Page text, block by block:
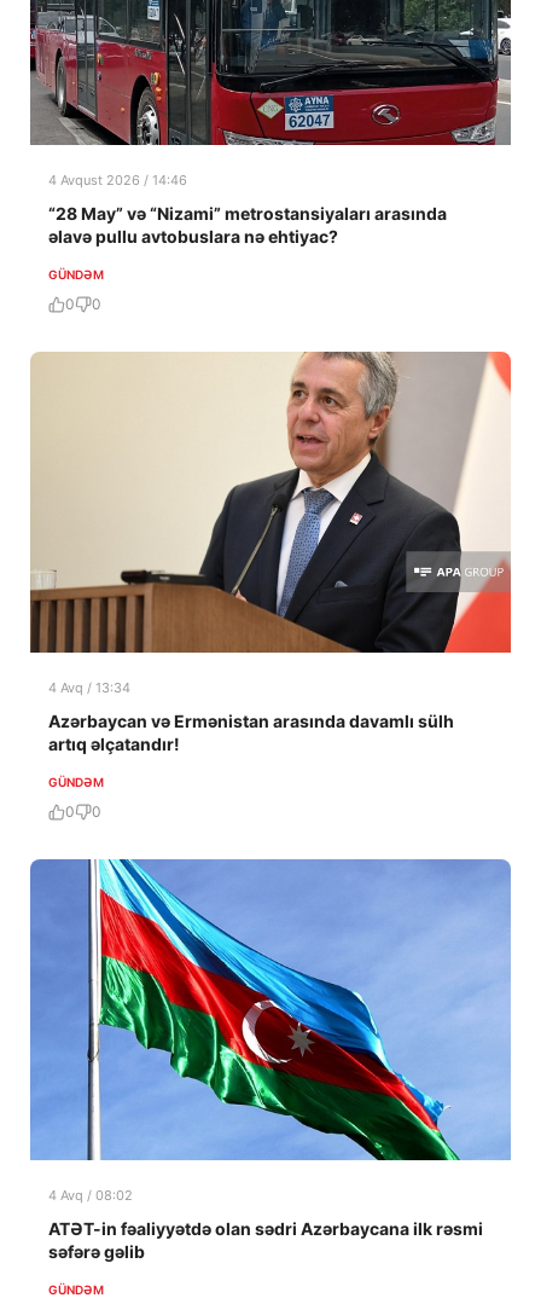
4 Avqust 2026 / 14:46
“28 May” və “Nizami” metrostansiyaları arasında
əlavə pullu avtobuslara nə ehtiyac?
GÜNDƏM
0 0
4 Avq / 13:34
Azərbaycan və Ermənistan arasında davamlı sülh
artıq əlçatandır!
GÜNDƏM
0 0
4 Avq / 08:02
ATƏT-in fəaliyyətdə olan sədri Azərbaycana ilk rəsmi
səfərə gəlib
GÜNDƏM